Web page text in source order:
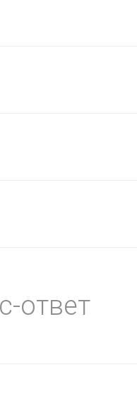
ответ